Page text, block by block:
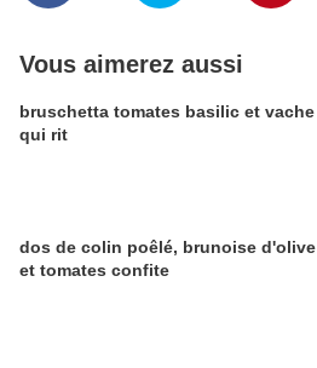
Vous aimerez aussi
bruschetta tomates basilic et vache
qui rit
dos de colin poêlé, brunoise d'olive
et tomates confite